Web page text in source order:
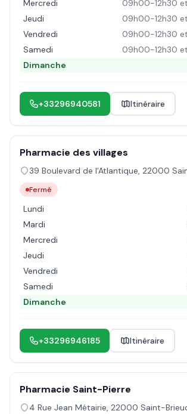
Mercredi
09h00-12h30
Jeudi
09h00-12h30
Vendredi
09h00-12h30
Samedi
09h00-12h30
Dimanche
+33296940581 Itinéraire
Pharmacie des villages
39 Boulevard de l'Atlantique, 22000
Fermé
Lundi
Mardi
Mercredi
Jeudi
Vendredi
Samedi
Dimanche
+33296946185 Itinéraire
Pharmacie Saint-Pierre
4 Rue Jean Métairie, 22000 Saint-